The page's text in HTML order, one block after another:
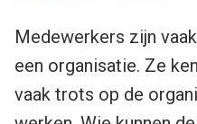
Medewerkers zijn
een organisatie. Ze
vaak trots op de